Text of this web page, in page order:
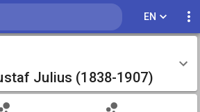
EN
Julius (1838-1907)